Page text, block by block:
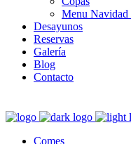
Menu Navidad
Desayunos
Reservas
Galería
Blog
Contacto
Comes